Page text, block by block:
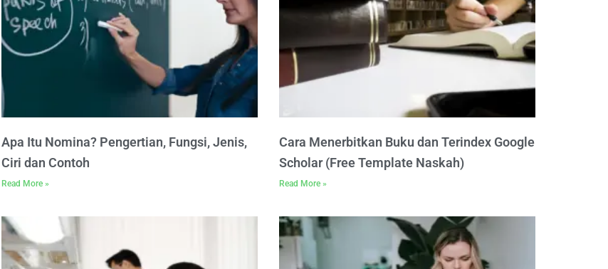
Apa Itu Nomina? Pengertian, Fungsi, Jenis,
Ciri dan Contoh
Read More »
Cara Menerbitkan Buku dan Terindex Google
Scholar (Free Template Naskah)
Read More »